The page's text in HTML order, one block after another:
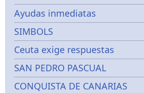
Ayudas inmediatas
SIMBOLS
Ceuta exige respuestas
SAN PEDRO PASCUAL
CONQUISTA DE CANARIAS